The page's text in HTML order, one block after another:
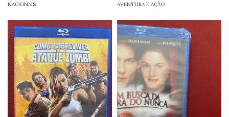
NACIONAIS AVENTURA E AÇÃO